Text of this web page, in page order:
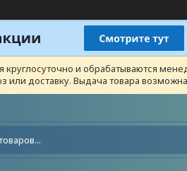
круглосуточно и обрабатываются
или доставку. Выдача товара